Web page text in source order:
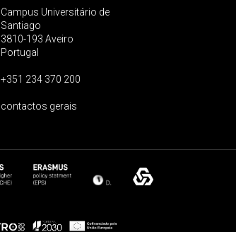
Campus Universitário de
Santiago
3810-193 Aveiro
Portugal
+351 234 370 200
contactos gerais